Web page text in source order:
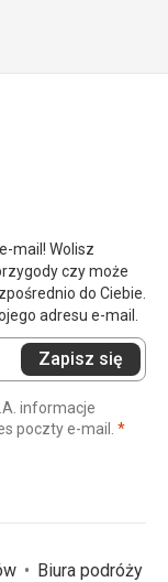
mail! Wolisz
czy może
do Ciebie.
adresu e-mail.
Zapisz się
informacje
poczty e-mail. *
Biura podróży